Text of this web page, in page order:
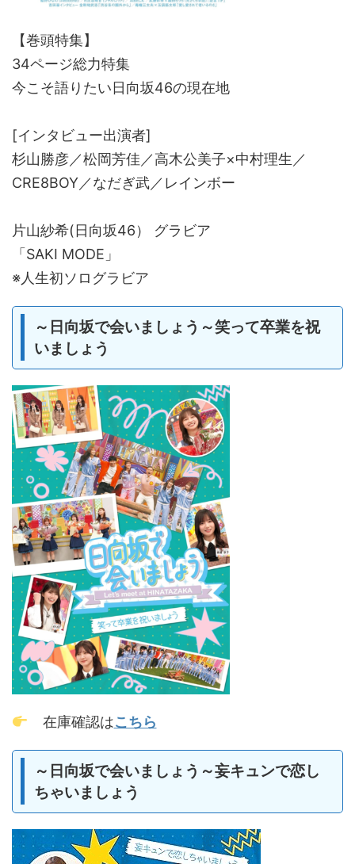
【巻頭特集】
34ページ総力特集
今こそ語りたい日向坂46の現在地
[インタビュー出演者]
杉山勝彦／松岡芳佳／高木公美子×中村理生／
CRE8BOY／なだぎ武／レインボー
片山紗希(日向坂46） グラビア
「SAKI MODE」
※人生初ソログラビア
～日向坂で会いましょう～笑って卒業を祝
いましょう
在庫確認はこちら
～日向坂で会いましょう～妄キュンで恋し
ちゃいましょう